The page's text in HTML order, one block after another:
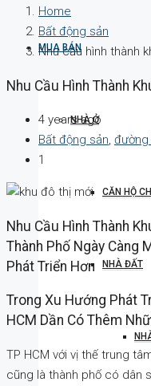
MUA BÁN
NHÀ Ở
CĂN HỘ
NHÀ ĐẤT
Home
Bất động sản
Nhu cầu hình thành
Nhu Cầu Hình Thành
4 years ago
Bất động sản, đường
1
Nhu Cầu Hình Thành
Thành Phố Ngày Càng
Phát Triển Hơn
Trong Xu Hướng Phát
HCM Dần Có Thêm
TP HCM với vị thế trung
cũng là thành phố có dân